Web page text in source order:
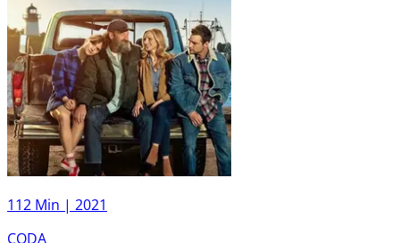
112 Min | 2021
CODA